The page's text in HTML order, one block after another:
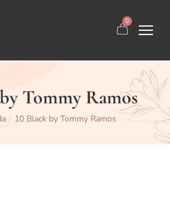
0
Tommy Ramos
/ 10 Black by Tommy Ramos